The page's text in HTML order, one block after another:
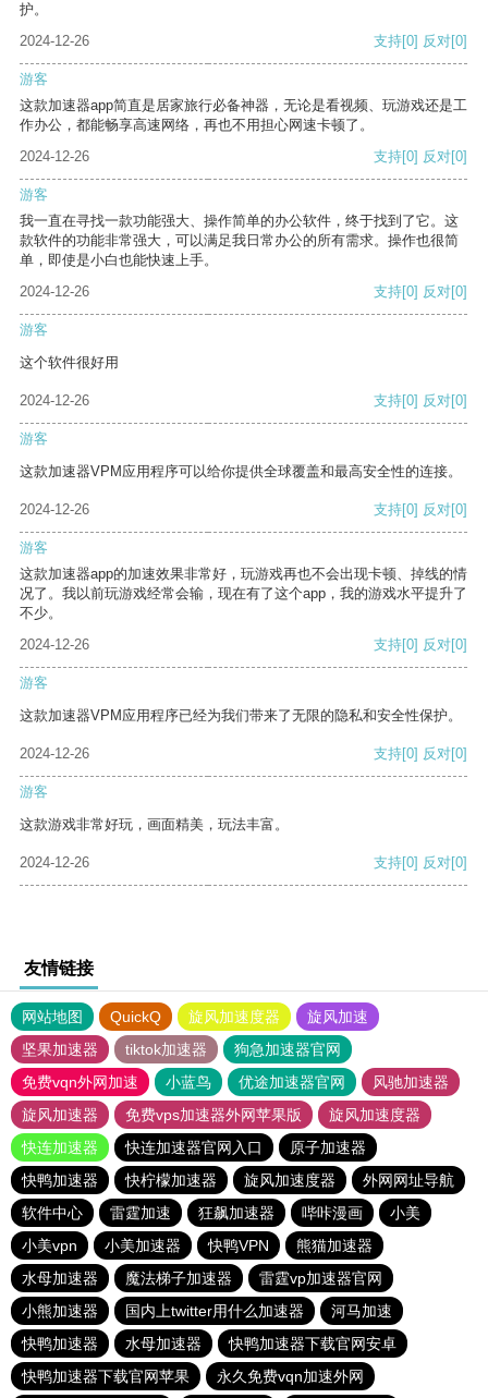
护。
2024-12-26
支持[0] 反对[0]
游客
这款加速器app简直是居家旅行必备神器，无论是看视频、玩游戏还是工
作办公，都能畅享高速网络，再也不用担心网速卡顿了。
2024-12-26
支持[0] 反对[0]
游客
我一直在寻找一款功能强大、操作简单的办公软件，终于找到了它。这
款软件的功能非常强大，可以满足我日常办公的所有需求。操作也很简
单，即使是小白也能快速上手。
2024-12-26
支持[0] 反对[0]
游客
这个软件很好用
2024-12-26 支持[0] 反对[0]
游客
这款加速器VPM应用程序可以给你提供全球覆盖和最高安全性的连接。
2024-12-26 支持[0] 反对[0]
游客
这款加速器app的加速效果非常好，玩游戏再也不会出现卡顿、掉线的情
况了。我以前玩游戏经常会输，现在有了这个app，我的游戏水平提升了
不少。
2024-12-26
支持[0] 反对[0]
游客
这款加速器VPM应用程序已经为我们带来了无限的隐私和安全性保护。
2024-12-26 支持[0] 反对[0]
游客
这款游戏非常好玩，画面精美，玩法丰富。
2024-12-26 支持[0] 反对[0]
友情链接
网站地图 QuickQ 旋风加速度器
旋风加速
坚果加速器
tiktok加速器
狗急加速器官网
免费vqn外网加速
小蓝鸟 优途加速器官网
风驰加速器
旋风加速器
免费vps加速器外网苹果版
旋风加速度器
快连加速器
快连加速器官网入口
原子加速器
快鸭加速器
快柠檬加速器 旋风加速度器
外网网址导航
软件中心
雷霆加速 狂飙加速器 哔咔漫画
小美
小美vpn
小美加速器 快鸭VPN
熊猫加速器
水母加速器
魔法梯子加速器
雷霆vp加速器官网
小熊加速器
国内上twitter用什么加速器
河马加速
快鸭加速器
水母加速器
快鸭加速器下载官网安卓
快鸭加速器下载官网苹果
永久免费vqn加速外网